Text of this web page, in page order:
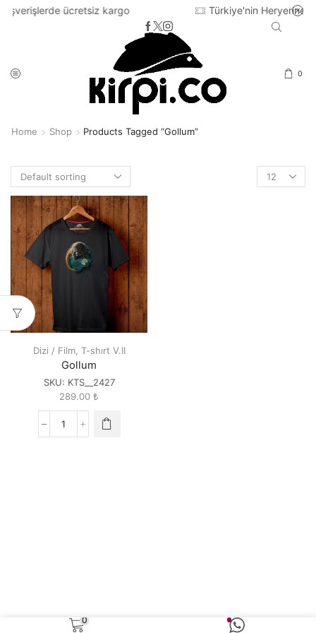
kargo Türkiye'nin Heryerine 2-3 iş günü
0
Home Shop Products Tagged “gollum”
Products
per
Dizi / Film, T-shırt V.II
Gollum
SKU: KTS__2427
289.00 ₺
Gollum
0